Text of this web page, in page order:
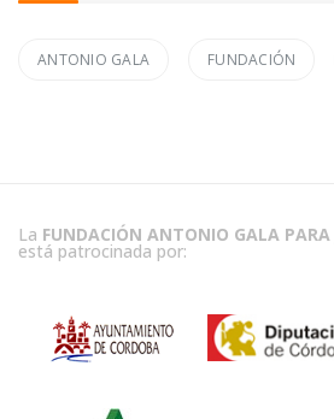
ANTONIO GALA FUNDACIÓN
La FUNDACIÓN ANTONIO GALA PARA
está patrocinada por: